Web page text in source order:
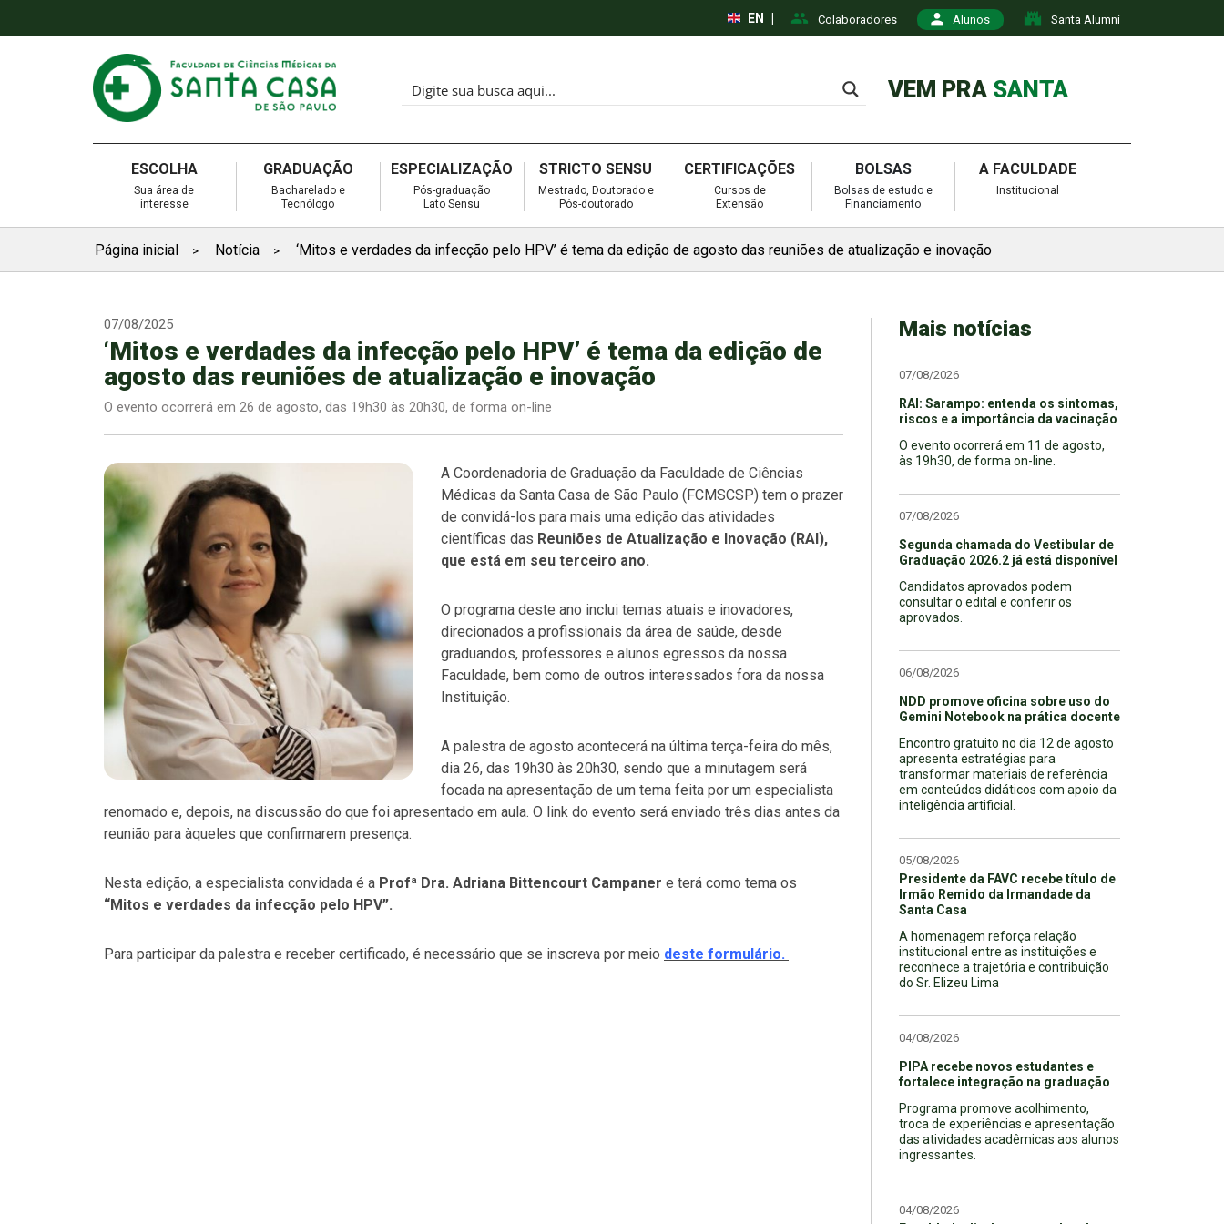
Colaboradores Alunos Santa Alumni
EN
VEM PRA SANTA
ESCOLHA
Sua área de
interesse
GRADUAÇÃO
Bacharelado e
Tecnólogo
ESPECIALIZAÇÃO
Pós-graduação
Lato Sensu
STRICTO SENSU
Mestrado, Doutorado e
Pós-doutorado
CERTIFICAÇÕES
Cursos de
Extensão
BOLSAS
Bolsas de estudo e
Financiamento
A FACULDADE
Institucional
Página inicial > Notícia > ‘Mitos e verdades da infecção pelo HPV’ é tema da edição de agosto das reuniões de atualização e inovação
07/08/2025
‘Mitos e verdades da infecção pelo HPV’ é tema da edição de
agosto das reuniões de atualização e inovação
O evento ocorrerá em 26 de agosto, das 19h30 às 20h30, de forma on-line
A Coordenadoria de Graduação da Faculdade de Ciências
Médicas da Santa Casa de São Paulo (FCMSCSP) tem o prazer
de convidá-los para mais uma edição das atividades
científicas das Reuniões de Atualização e Inovação (RAI),
que está em seu terceiro ano.
O programa deste ano inclui temas atuais e inovadores,
direcionados a profissionais da área de saúde, desde
graduandos, professores e alunos egressos da nossa
Faculdade, bem como de outros interessados fora da nossa
Instituição.
A palestra de agosto acontecerá na última terça-feira do mês,
dia 26, das 19h30 às 20h30, sendo que a minutagem será
focada na apresentação de um tema feita por um especialista
renomado e, depois, na discussão do que foi apresentado em aula. O link do evento será enviado três dias antes da
reunião para àqueles que confirmarem presença.
Nesta edição, a especialista convidada é a Profª Dra. Adriana Bittencourt Campaner e terá como tema os
“Mitos e verdades da infecção pelo HPV”.
Para participar da palestra e receber certificado, é necessário que se inscreva por meio deste formulário.
Mais notícias
07/08/2026
RAI: Sarampo: entenda os sintomas,
riscos e a importância da vacinação
O evento ocorrerá em 11 de agosto,
às 19h30, de forma on-line.
07/08/2026
Segunda chamada do Vestibular de
Graduação 2026.2 já está disponível
Candidatos aprovados podem
consultar o edital e conferir os
aprovados.
06/08/2026
NDD promove oficina sobre uso do
Gemini Notebook na prática docente
Encontro gratuito no dia 12 de agosto
apresenta estratégias para
transformar materiais de referência
em conteúdos didáticos com apoio da
inteligência artificial.
05/08/2026
Presidente da FAVC recebe título de
Irmão Remido da Irmandade da
Santa Casa
A homenagem reforça relação
institucional entre as instituições e
reconhece a trajetória e contribuição
do Sr. Elizeu Lima
04/08/2026
PIPA recebe novos estudantes e
fortalece integração na graduação
Programa promove acolhimento,
troca de experiências e apresentação
das atividades acadêmicas aos alunos
ingressantes.
04/08/2026